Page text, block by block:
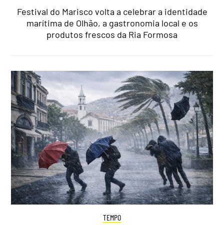
Festival do Marisco volta a celebrar a identidade
marítima de Olhão, a gastronomia local e os
produtos frescos da Ria Formosa
TEMPO